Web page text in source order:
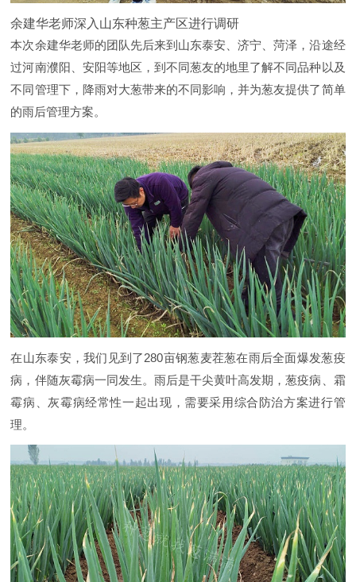
余建华老师深入山东种葱主产区进行调研
本次余建华老师的团队先后来到山东泰安、济宁、菏泽，沿途经
过河南濮阳、安阳等地区，到不同葱友的地里了解不同品种以及
不同管理下，降雨对大葱带来的不同影响，并为葱友提供了简单
的雨后管理方案。
在山东泰安，我们见到了280亩钢葱麦茬葱在雨后全面爆发葱疫
病，伴随灰霉病一同发生。雨后是干尖黄叶高发期，葱疫病、霜
霉病、灰霉病经常性一起出现，需要采用综合防治方案进行管
理。